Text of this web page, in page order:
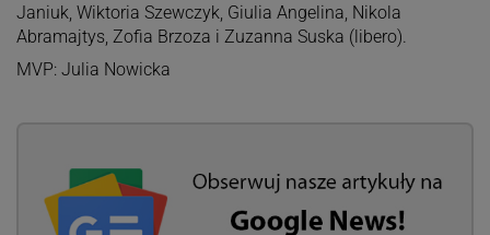
Janiuk, Wiktoria Szewczyk, Giulia Angelina, Nikola
Abramajtys, Zofia Brzoza i Zuzanna Suska (libero).
MVP: Julia Nowicka